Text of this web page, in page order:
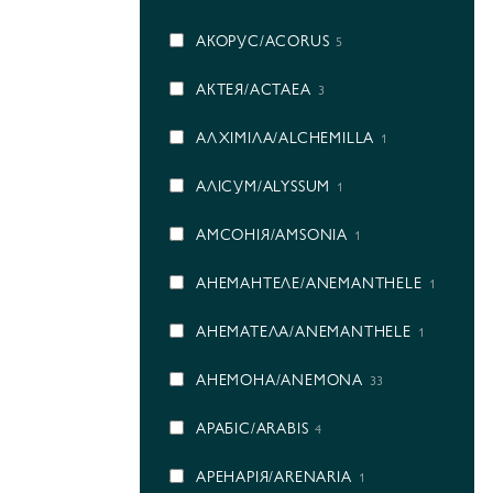
АКОРУС/ACORUS 5
АКТЕЯ/ACTAEA 3
АЛХІМІЛА/ALCHEMILLA 1
АЛІСУМ/ALYSSUM 1
АМСОНІЯ/AMSONIA 1
АНЕМАНТЕЛЕ/ANEMANTHELE 1
АНЕМАТЕЛА/ANEMANTHELE 1
АНЕМОНА/ANEMONA 33
АРАБІС/ARABIS 4
АРЕНАРІЯ/ARENARIA 1